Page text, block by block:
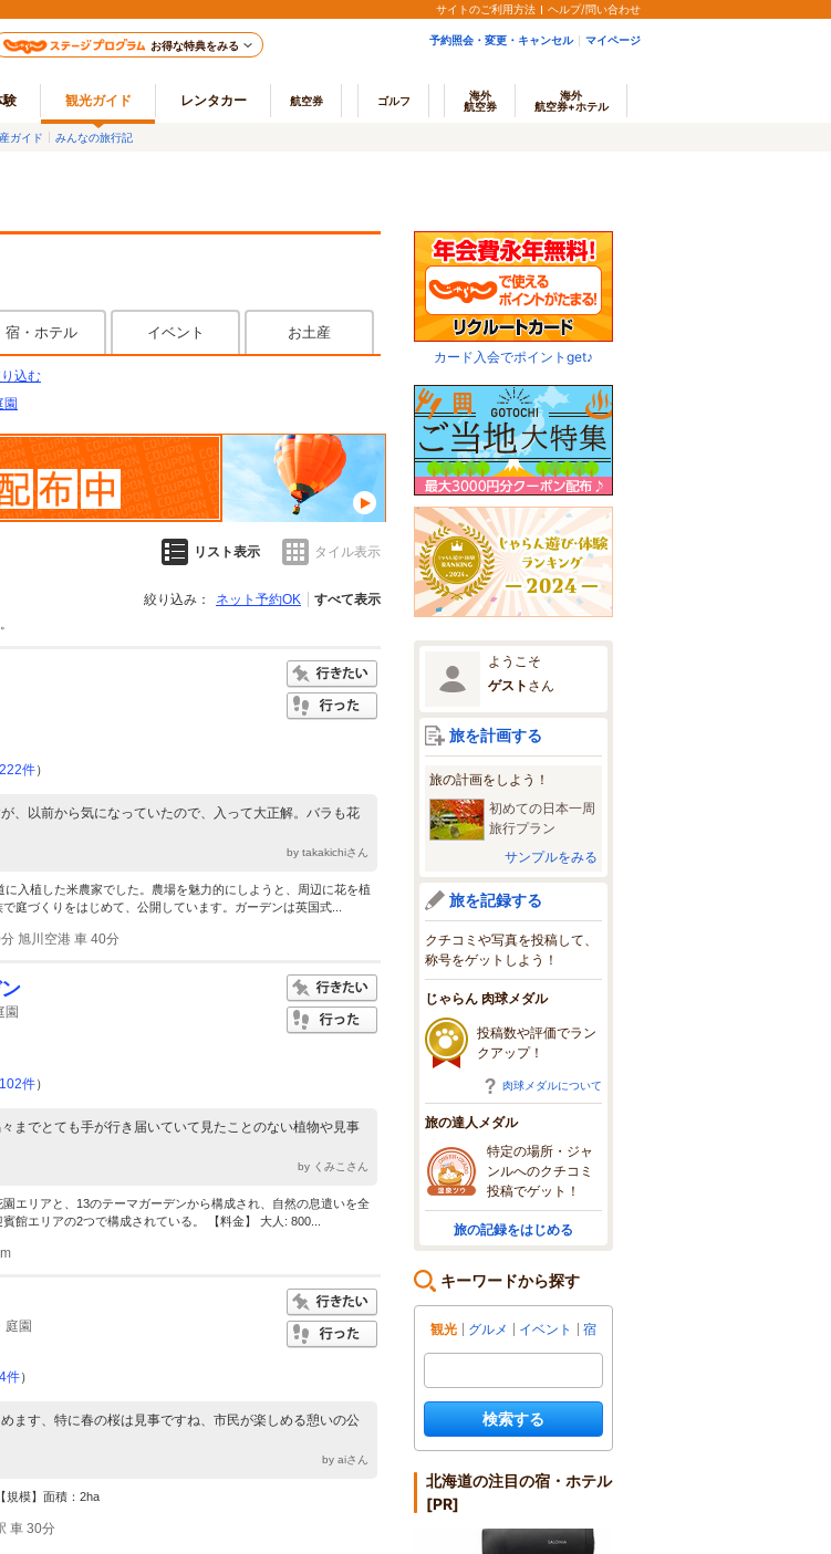
サイトのご利用方法 ヘルプ/問い合わせ
お得な特典をみる 予約照会・変更・キャンセル マイページ
験 観光ガイド レンタカー 航空券 ゴルフ
海外
航空券
海外
航空券+ホテル
ガイド みんなの旅行記
宿・ホテル イベント お土産
込む
園
リスト表示 タイル表示
絞り込み： ネット予約OK すべて表示
222件）
、以前から気になっていたので、入って大正解。バラも花
by takakichiさん
に入植した米農家でした。農場を魅力的にしようと、周辺に花を植
庭づくりをはじめて、公開しています。ガーデンは英国式...
旭川空港 車 40分
園
102件）
までとても手が行き届いていて見たことのない植物や見事
by くみこさん
園エリアと、13のテーマガーデンから構成され、自然の息遣いを全
館エリアの2つで構成されている。 【料金】 大人: 800...
庭園
4件）
ます、特に春の桜は見事ですね、市民が楽しめる憩いの公
by aiさん
規模】面積：2ha
車 30分
カード入会でポイントget♪
ようこそ
ゲスト さん
旅を計画する
旅の計画をしよう！
初めての日本一周
旅行プラン
サンプルをみる
旅を記録する
クチコミや写真を投稿して、
称号をゲットしよう！
じゃらん 肉球メダル
投稿数や評価でラン
クアップ！
肉球メダルについて
旅の達人メダル
特定の場所・ジャ
ンルへのクチコミ
投稿でゲット！
旅の記録をはじめる
キーワードから探す
観光 グルメ イベント 宿
検索する
北海道の注目の宿・ホテル
[PR]